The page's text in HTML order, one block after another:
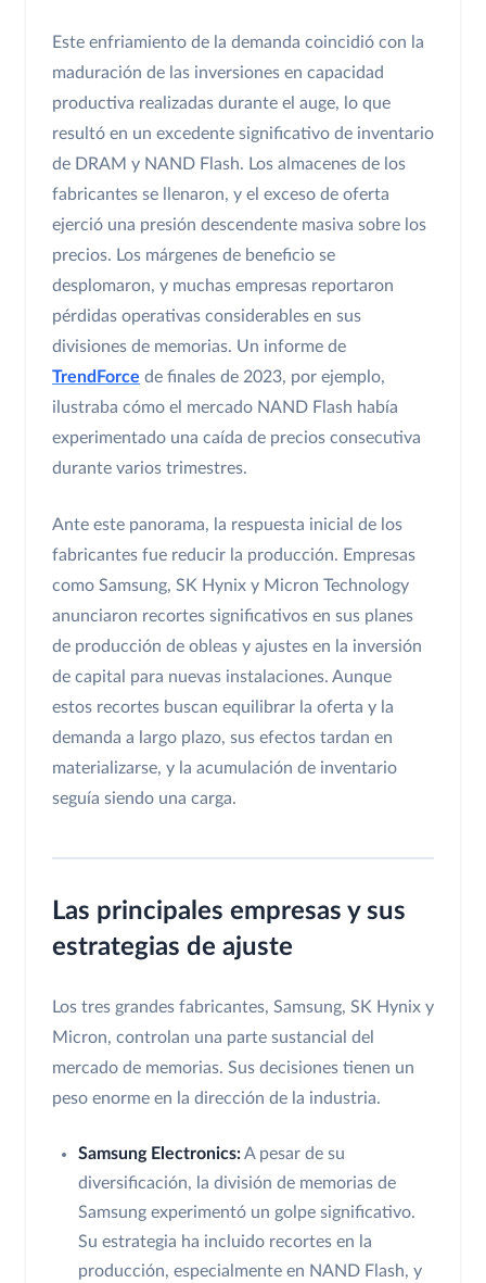
Este enfriamiento de la demanda coincidió con la
maduración de las inversiones en capacidad
productiva realizadas durante el auge, lo que
resultó en un excedente significativo de inventario
de DRAM y NAND Flash. Los almacenes de los
fabricantes se llenaron, y el exceso de oferta
ejerció una presión descendente masiva sobre los
precios. Los márgenes de beneficio se
desplomaron, y muchas empresas reportaron
pérdidas operativas considerables en sus
divisiones de memorias. Un informe de
TrendForce de finales de 2023, por ejemplo,
ilustraba cómo el mercado NAND Flash había
experimentado una caída de precios consecutiva
durante varios trimestres.
Ante este panorama, la respuesta inicial de los
fabricantes fue reducir la producción. Empresas
como Samsung, SK Hynix y Micron Technology
anunciaron recortes significativos en sus planes
de producción de obleas y ajustes en la inversión
de capital para nuevas instalaciones. Aunque
estos recortes buscan equilibrar la oferta y la
demanda a largo plazo, sus efectos tardan en
materializarse, y la acumulación de inventario
seguía siendo una carga.
Las principales empresas y sus
estrategias de ajuste
Los tres grandes fabricantes, Samsung, SK Hynix y
Micron, controlan una parte sustancial del
mercado de memorias. Sus decisiones tienen un
peso enorme en la dirección de la industria.
Samsung Electronics:A pesar de su
diversificación, la división de memorias de
Samsung experimentó un golpe significativo.
Su estrategia ha incluido recortes en la
producción, especialmente en NAND Flash, y